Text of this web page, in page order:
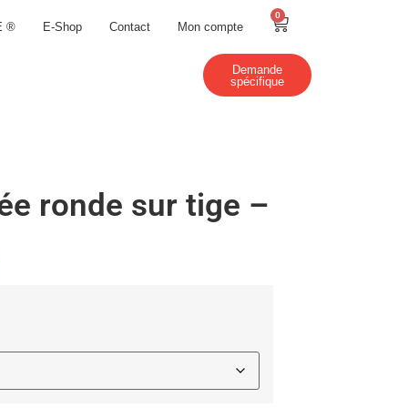
® E-Shop Contact Mon compte
0
Demande
spécifique
ronde sur tige –